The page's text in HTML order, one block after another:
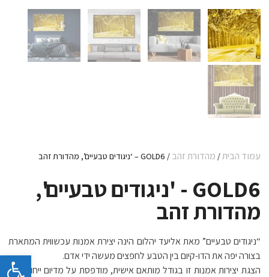
עמוד הבית/ מהדורת זהב / GOLD6 – ‘ניגודים טבעיים’, מהדורת זהב
GOLD6 - 'ניגודים טבעיים',
מהדורת זהב
“ניגודים טבעיים” מאת אליעד יהלום הינה יצירת אמנות עכשווית המתארת
בצורה יפה את הדו-קיום בין הטבע לחפצים מעשה ידי אדם.
הצגת יצירות אמנות זו בגודל מותאם אישית, מודפסת על מדיום ייחודי כמו